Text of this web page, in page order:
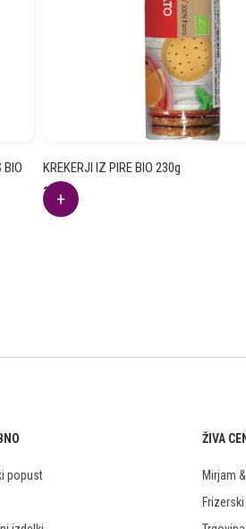
BIO
KREKERJI IZ PIRE BIO 230g
3.61
€
popust
ŽIVA
Mirjam